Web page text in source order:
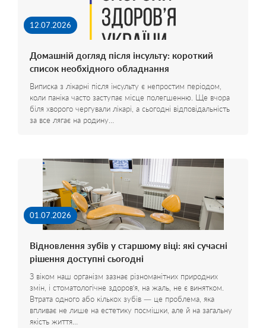
12.07.2026
Домашній догляд після інсульту: короткий
список необхідного обладнання
Виписка з лікарні після інсульту є непростим періодом,
коли паніка часто заступає місце полегшенню. Ще вчора
біля хворого чергували лікарі, а сьогодні відповідальність
за все лягає на родину…
01.07.2026
Відновлення зубів у старшому віці: які сучасні
рішення доступні сьогодні
З віком наш організм зазнає різноманітних природних
змін, і стоматологічне здоров’я, на жаль, не є винятком.
Втрата одного або кількох зубів — це проблема, яка
впливає не лише на естетику посмішки, але й на загальну
якість життя…